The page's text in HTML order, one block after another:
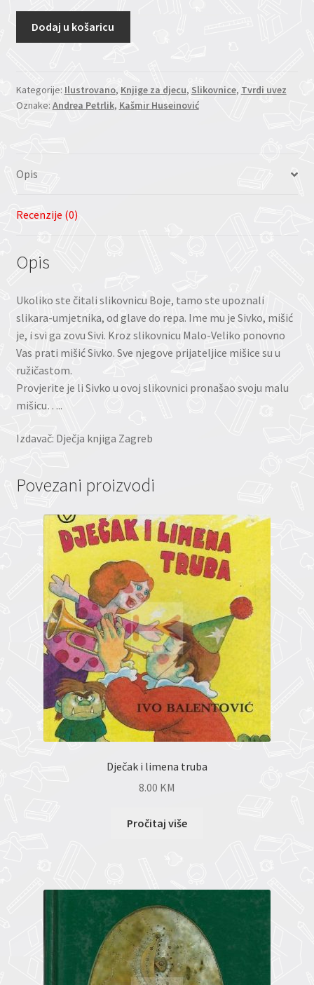
Dodaj u košaricu
Kategorije: Ilustrovano, Knjige za djecu, Slikovnice, Tvrdi uvez
Oznake: Andrea Petrlik, Kašmir Huseinović
Opis
Recenzije (0)
Opis
Ukoliko ste čitali slikovnicu Boje, tamo ste upoznali
slikara-umjetnika, od glave do repa. Ime mu je Sivko, mišić
je, i svi ga zovu Sivi. Kroz slikovnicu Malo-Veliko ponovno
Vas prati mišić Sivko. Sve njegove prijateljice mišice su u
ružičastom.
Provjerite je li Sivko u ovoj slikovnici pronašao svoju malu
mišicu…..
Izdavač: Dječja knjiga Zagreb
Povezani proizvodi
Dječak i limena truba
8.00 KM
Pročitaj više